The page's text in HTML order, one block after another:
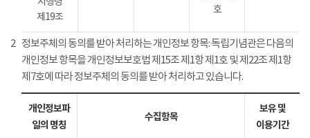
제19조
호
2 정보주체의 동의를 받아 처리하는 개인정보 항목: 독립기념관은 다음의
개인정보 항목을 개인정보보호법 제15조 제1항 제1호 및 제22조 제1항
제7호에 따라 정보주체의 동의를 받아 처리하고 있습니다.
개인정보파
일의 명칭
수집항목
보유 및
이용기간